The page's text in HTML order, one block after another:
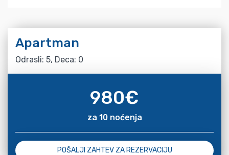
Apartman
Odrasli: 5, Deca: 0
980€
za 10 noćenja
POŠALJI ZAHTEV ZA REZERVACIJU